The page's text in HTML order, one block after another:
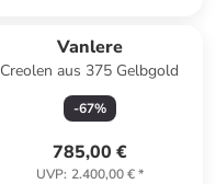
Vanlere
Creolen aus 375 Gelbgold
-67%
785,00 €
UVP: 2.400,00 €*